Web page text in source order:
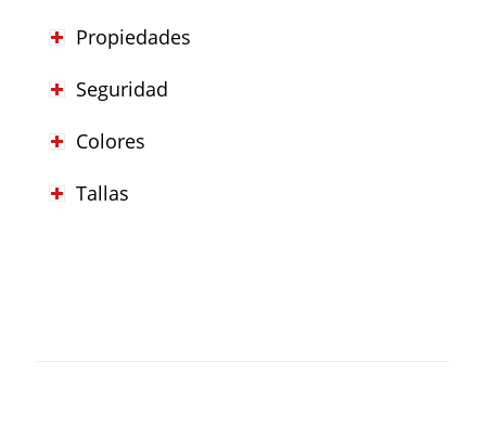
Propiedades
Seguridad
Colores
Tallas